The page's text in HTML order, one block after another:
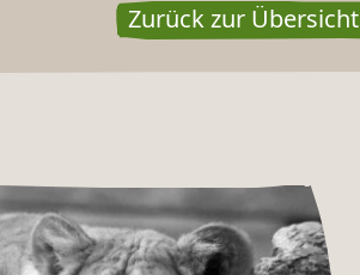
Zurück zur Übersicht
AUS DEM ZOO